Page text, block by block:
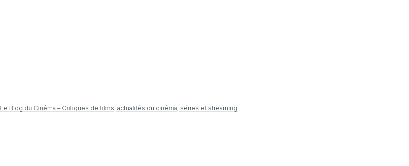
Le Blog du Cinéma – Critiques de films, actualités du cinéma, séries et streaming